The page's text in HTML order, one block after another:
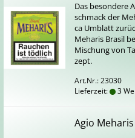
Das be­son­de­re
schmack der
ca Um­blatt
Meha­ris Bra­sil
Mi­schung von
zept.
Art.Nr.: 23030
Lieferzeit:
3
Agio